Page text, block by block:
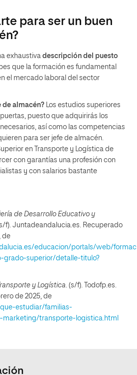
para ser un buen
exhaustiva descripción del puesto
que la formación es fundamental
el mercado laboral del sector
de almacén? Los estudios superiores
puesto que adquirirás los
así como las competencias
para ser jefe de almacén.
en Transporte y Logística de
con garantías una profesión con
y con salarios bastante
de Desarrollo Educativo y
f). Juntadeandalucia.es. Recuperado
de
educacion/portals/web/
grado-superior/detalle-titulo?
y Logística . (s/f). Todofp.es.
de 2025, de
estudiar/familias-
marketing/transporte-logistica.html